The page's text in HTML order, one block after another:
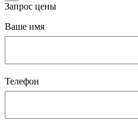
Запрос цены
Ваше имя
Телефон